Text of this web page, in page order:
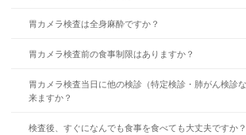
胃カメラ検査は全身麻酔ですか？
胃カメラ検査前の食事制限はありますか？
胃カメラ検査当日に他の検診（特定検診・肺がん検診
来ますか？
検査後、すぐになんでも食事を食べても大丈夫ですか